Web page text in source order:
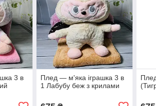
3 в
Плед — м'яка іграшка 3 в
1 Лабубу беж з крилами